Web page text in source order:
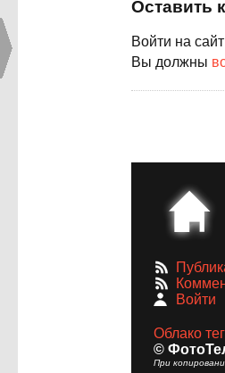
Оставить
Войти на
Вы должны
Войти
Облако
©
При